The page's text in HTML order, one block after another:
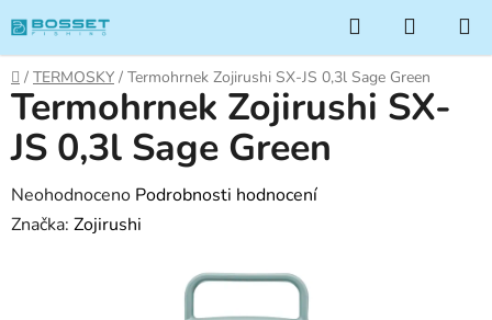
na
obsah
Hledat
KOŠÍK
Domů
/ TERMOSKY / Termohrnek Zojirushi SX-JS 0,3l Sage Green
Termohrnek Zojirushi SX-
JS 0,3l Sage Green
Průměrné
hodnocení
Neohodnoceno Podrobnosti hodnocení
Značka: Zojirushi